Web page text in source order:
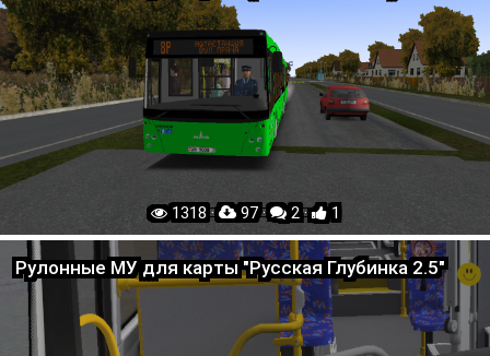
1318 · 97 · 2 · 1
Рулонные МУ для карты "Русская Глубинка 2.5"